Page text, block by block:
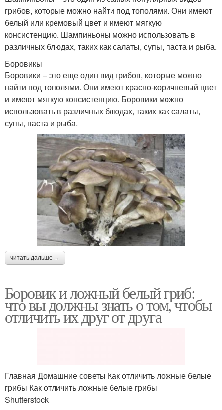
грибов, которые можно найти под тополями. Они имеют
белый или кремовый цвет и имеют мягкую
консистенцию. Шампиньоны можно использовать в
различных блюдах, таких как салаты, супы, паста и рыба.
Боровикы
Боровики – это еще один вид грибов, которые можно
найти под тополями. Они имеют красно-коричневый цвет
и имеют мягкую консистенцию. Боровики можно
использовать в различных блюдах, таких как салаты,
супы, паста и рыба.
читать дальше →
Боровик и ложный белый гриб:
что вы должны знать о том, чтобы
отличить их друг от друга
Главная Домашние советы Как отличить ложные белые
грибы Как отличить ложные белые грибы
Shutterstock